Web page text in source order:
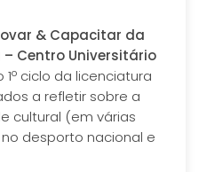
& Capacitar da
Centro Universitário
ciclo da licenciatura
a refletir sobre a
cultural (em várias
desporto nacional e